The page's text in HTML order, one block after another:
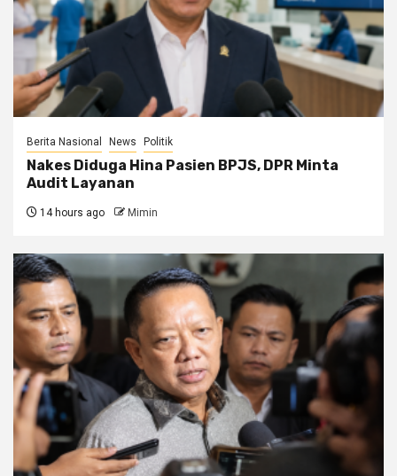
Berita Nasional News Politik
Nakes Diduga Hina Pasien BPJS, DPR Minta
Audit Layanan
14 hours ago Mimin